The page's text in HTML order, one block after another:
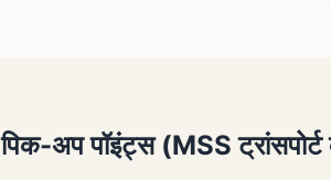
अप पॉइंट्स (MSS ट्रांसपोर्ट